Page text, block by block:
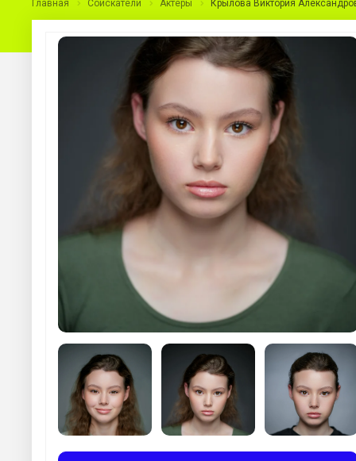
Главная Соискатели Актеры Крылова Виктория